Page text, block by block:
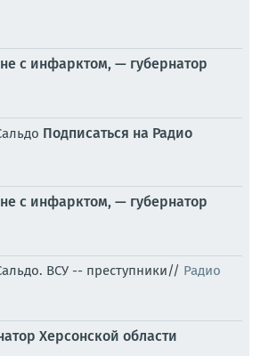
с инфарктом, — губернатор
Подписаться на Радио
с инфарктом, — губернатор
ВСУ -- преступники// Радио
Херсонской области